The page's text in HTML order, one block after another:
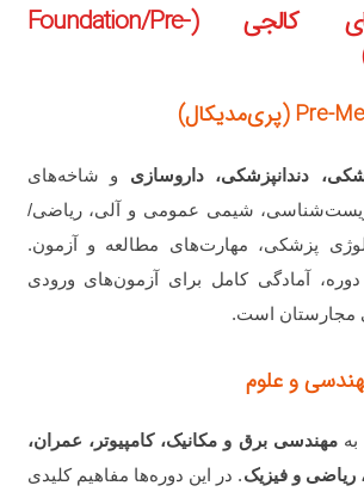
انواع دوره‌های کالجی (Foundation/Pre-
دندانپزشکی، داروسازی و شاخه‌های
شیمی عمومی و آلی، ریاضی/
پزشکی، مهارت‌های مطالعه و آزمون.
آمادگی کامل برای آزمون‌های ورودی
مجارستان است.
بهمهندسی برق و مکانیک، کامپیوتر، عمران،
ریاضی و فیزیک. در این دوره‌ها مفاهیم کلیدی